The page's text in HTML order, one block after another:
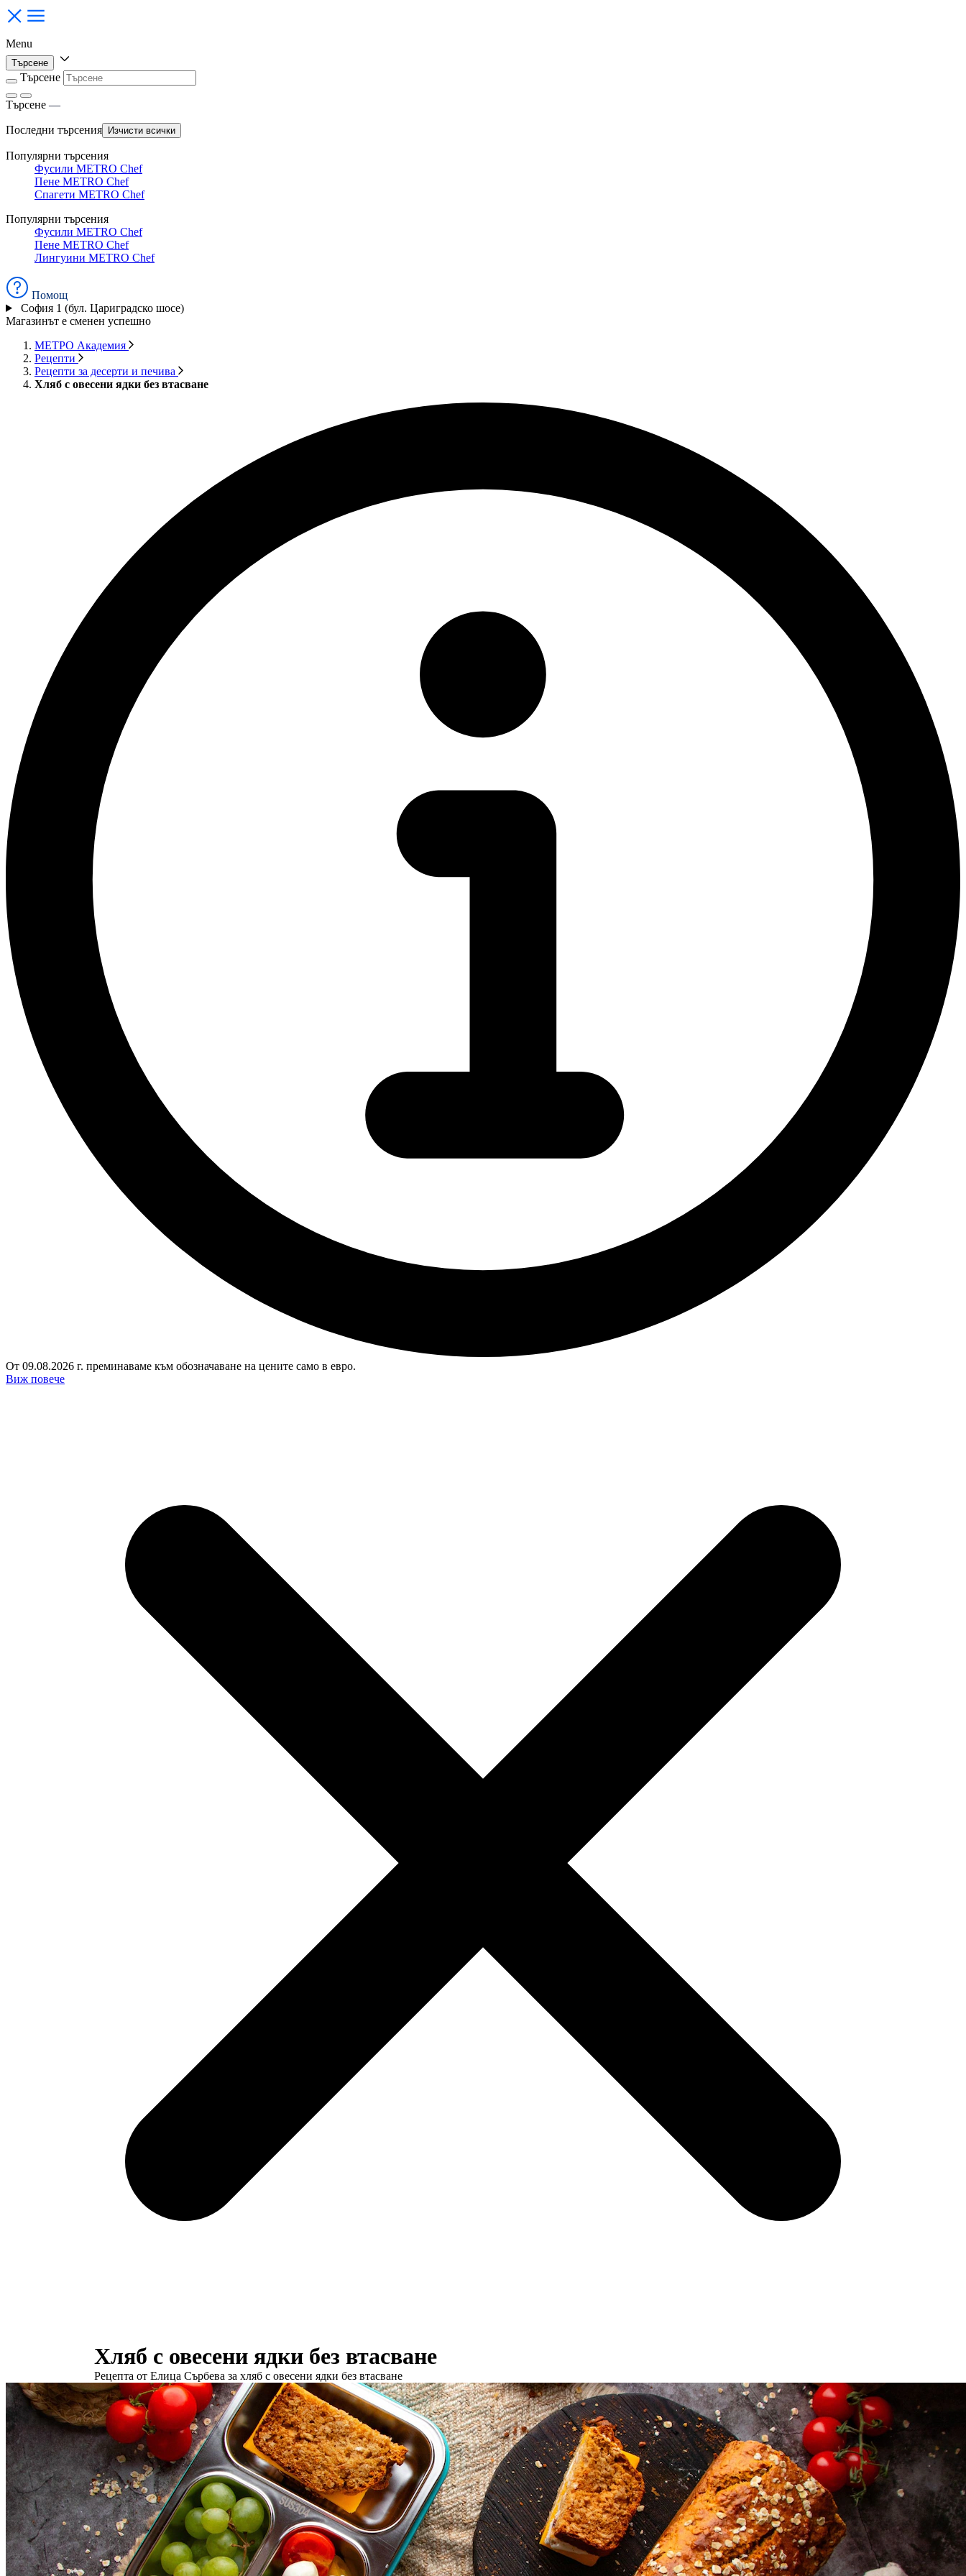
Menu
Търсене
Търсене
Търсене —
Последни търсения Изчисти всички
Популярни търсения
Фусили METRO Chef
Пене METRO Chef
Спагети METRO Chef
Популярни търсения
Фусили METRO Chef
Пене METRO Chef
Лингуини METRO Chef
Помощ
София 1 (бул. Цариградско шосе)
Магазинът е сменен успешно
МЕТРО Академия
Рецепти
Рецепти за десерти и печива
Хляб с овесени ядки без втасване
От 09.08.2026 г. преминаваме към обозначаване на цените само в евро.
Виж повече
Хляб с овесени ядки без втасване
Рецепта от Елица Сърбева за хляб с овесени ядки без втасване